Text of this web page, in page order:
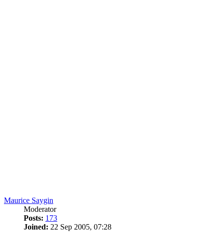
Maurice Saygin
Moderator
Posts: 173
Joined: 22 Sep 2005, 07:28